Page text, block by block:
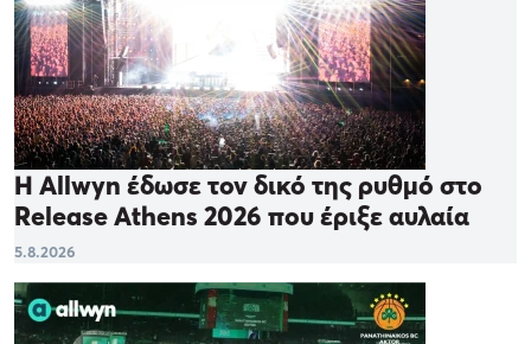
Η Allwyn έδωσε τον δικό της ρυθμό στο
Release Athens 2026 που έριξε αυλαία
5.8.2026